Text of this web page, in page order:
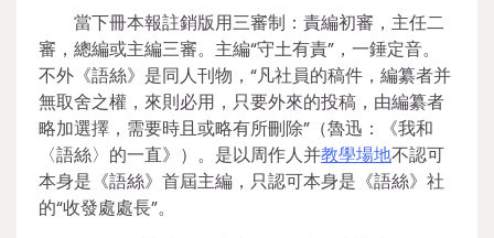
當下冊本報註銷版用三審制：責編初審，主任二
審，總編或主編三審。主編“守土有責”，一錘定音。
不外《語絲》是同人刊物，“凡社員的稿件，編纂者并
無取舍之權，來則必用，只要外來的投稿，由編纂者
略加選擇，需要時且或略有所刪除”（魯迅：《我和
〈語絲〉的一直》）。是以周作人并教學場地不認可
本身是《語絲》首屆主編，只認可本身是《語絲》社
的“收發處處長”。